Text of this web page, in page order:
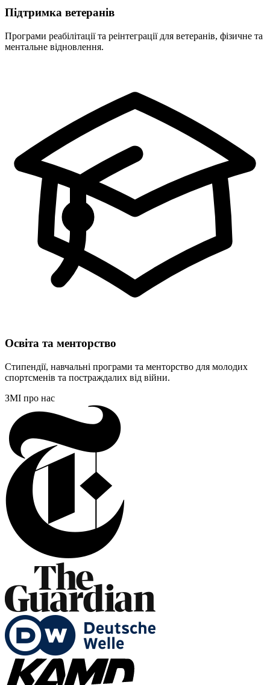
Підтримка ветеранів
Програми реабілітації та реінтеграції для ветеранів, фізичне та
ментальне відновлення.
Освіта та менторство
Стипендії, навчальні програми та менторство для молодих
спортсменів та постраждалих від війни.
ЗМІ про нас